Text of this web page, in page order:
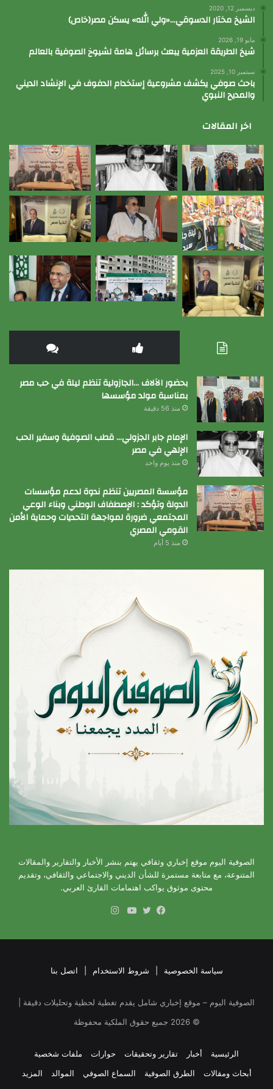
ديسمبر 12, 2020
الشيخ مختار الدسوقي…«ولي الله» يسكن مصر(خاص)
مايو 19, 2026
شيخ الطريقة العزمية يبعث برسائل هامة لشيوخ الصوفية بالعالم
سبتمبر 10, 2025
باحث صوفي يكشف مشروعية إستخدام الدفوف في الإنشاد الديني
والمديح النبوي
اخر المقالات
بحضور الآلاف …الجازولية تنظم ليلة في حب مصر
بمناسبة مولد مؤسسها
منذ 56 دقيقة
الإمام جابر الجزولي… قطب الصوفية وسفير الحب
الإلهي في مصر
منذ يوم واحد
مؤسسة المصريين تنظم ندوة لدعم مؤسسات
الدولة وتؤكد : الإصطفاف الوطني وبناء الوعي
المجتمعي ضرورة لمواجهة التحديات وحماية الأمن
القومي المصري
منذ 5 أيام
الصوفية اليوم موقع إخباري وثقافي يهتم بنشر الأخبار والتقارير والمقالات
المتنوعة، مع متابعة مستمرة للشأن الديني والاجتماعي والثقافي، وتقديم
محتوى موثوق يواكب اهتمامات القارئ العربي.
سياسة الخصوصية شروط الاستخدام اتصل بنا
الصوفية اليوم – موقع إخباري شامل يقدم تغطية لحظية وتحليلات دقيقة |
©
2026 جميع حقوق الملكية محفوظة
الرئيسية أخبار تقارير وتحقيقات حوارات
ملفات شخصية
أبحاث ومقالات
الطرق الصوفية السماع الصوفي الموالد المزيد